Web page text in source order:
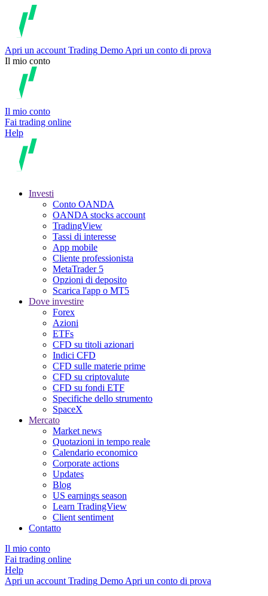
Apri un account Trading Demo Apri un conto di prova
Il mio conto
Il mio conto
Fai trading online
Help
Investi
Conto OANDA
OANDA stocks account
TradingView
Tassi di interesse
App mobile
Cliente professionista
MetaTrader 5
Opzioni di deposito
Scarica l'app o MT5
Dove investire
Forex
Azioni
ETFs
CFD su titoli azionari
Indici CFD
CFD sulle materie prime
CFD su criptovalute
CFD su fondi ETF
Specifiche dello strumento
SpaceX
Mercato
Market news
Quotazioni in tempo reale
Calendario economico
Corporate actions
Updates
Blog
US earnings season
Learn TradingView
Client sentiment
Contatto
Il mio conto
Fai trading online
Help
Apri un account Trading Demo Apri un conto di prova